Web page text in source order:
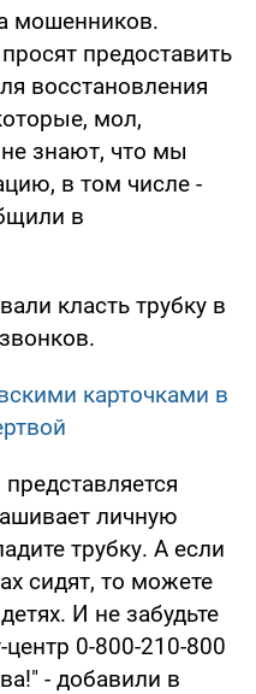
мошенников.
предоставить
восстановления
мол,
знают, что мы
в том числе -
в
класть трубку в
карточками в
личную
трубку. А если
сидят, то можете
И не забудьте
0-800-210-800
- добавили в